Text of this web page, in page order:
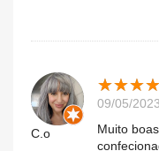
C.o
★★★★
★★★★
09/05/
Muito